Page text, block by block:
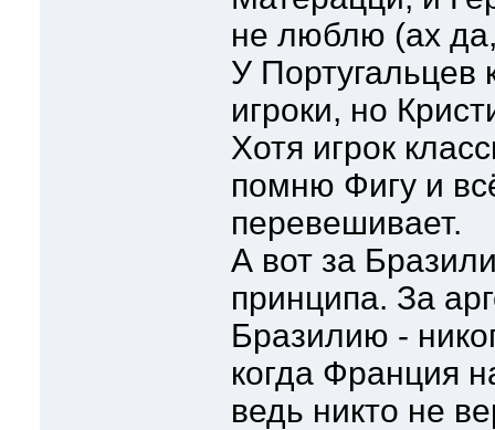
не люблю (ах
У Португальцев
игроки, но
Хотя игрок
помню Фигу и
перевешивает.
А вот за
принципа. За
Бразилию -
когда Франция
ведь никто не